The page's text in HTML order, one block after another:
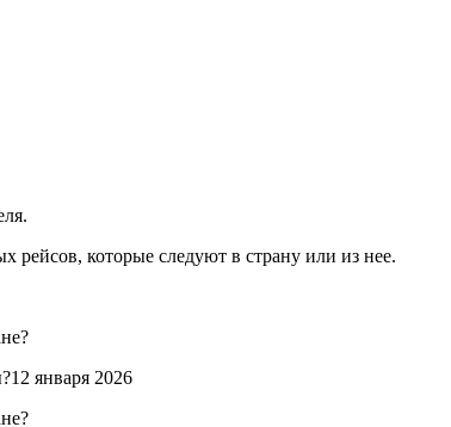
которые следуют в страну или из нее.
января 2026